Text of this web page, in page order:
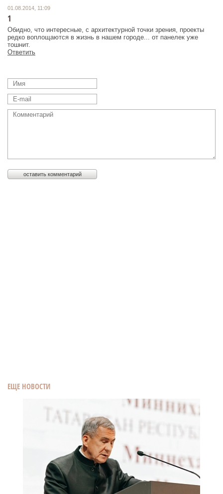
ЕЩЕ НОВОСТИ
01.08.2014, 11:09
1
Обидно, что интересные, с архитектурной точки зрения, проекты
редко воплощаются в жизнь в нашем городе... от панелек уже
тошнит.
Ответить